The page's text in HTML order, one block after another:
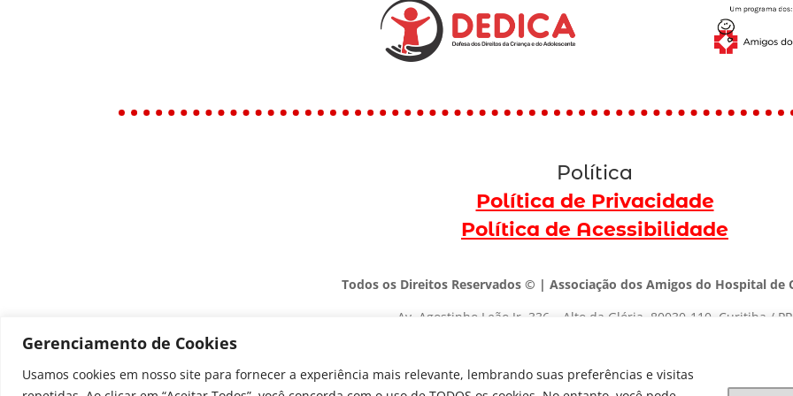
Gerenciamento de Cookies
Usamos cookies em nosso site para fornecer a experiência mais relevante, lembrando suas preferências e visitas
Política
Política de Privacidade
Política de Acessibilidade
Todos os Direitos Reservados © | Associação dos Amigos do Hospital de
Av. Agostinho Leão Jr, 336 – Alto da Glória, 80030-110, Curitiba / PR
CNPJ: 79.698.643/0001-00